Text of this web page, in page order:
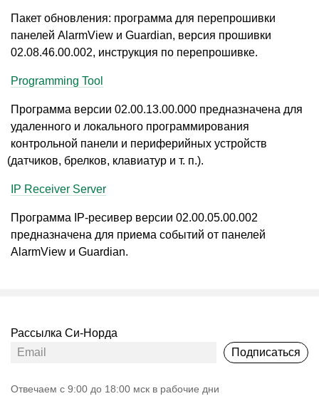
Пакет обновления: программа для перепрошивки
панелей AlarmView и Guardian, версия прошивки
02.08.46.00.002, инструкция по перепрошивке.
Programming Tool
Программа версии 02.00.13.00.000 предназначена для
удаленного и локального программирования
контрольной панели и периферийных устройств
(датчиков, брелков, клавиатур и т. п.).
IP Receiver Server
Программа IP-ресивер версии 02.00.05.00.002
предназначена для приема событий от панелей
AlarmView и Guardian.
Рассылка Си-Норда
Подписаться
Oтвечаем с 9:00 до 18:00 мск в рабочие дни